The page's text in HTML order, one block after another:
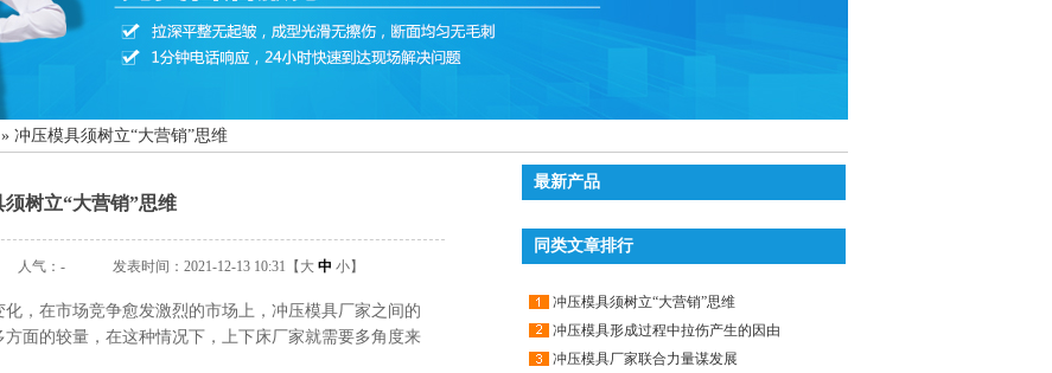
» 冲压模具须树立“大营销”思维
须树立“大营销”思维
人气： - 发表时间：2021-12-13 10:31【 大 中 小】
在市场竞争愈发激烈的市场上，冲压模具厂家之间的
面的较量，在这种情况下，上下床厂家就需要多角度来
最新产品
同类文章排行
冲压模具须树立“大营销”思维
冲压模具形成过程中拉伤产生的因由
冲压模具厂家联合力量谋发展